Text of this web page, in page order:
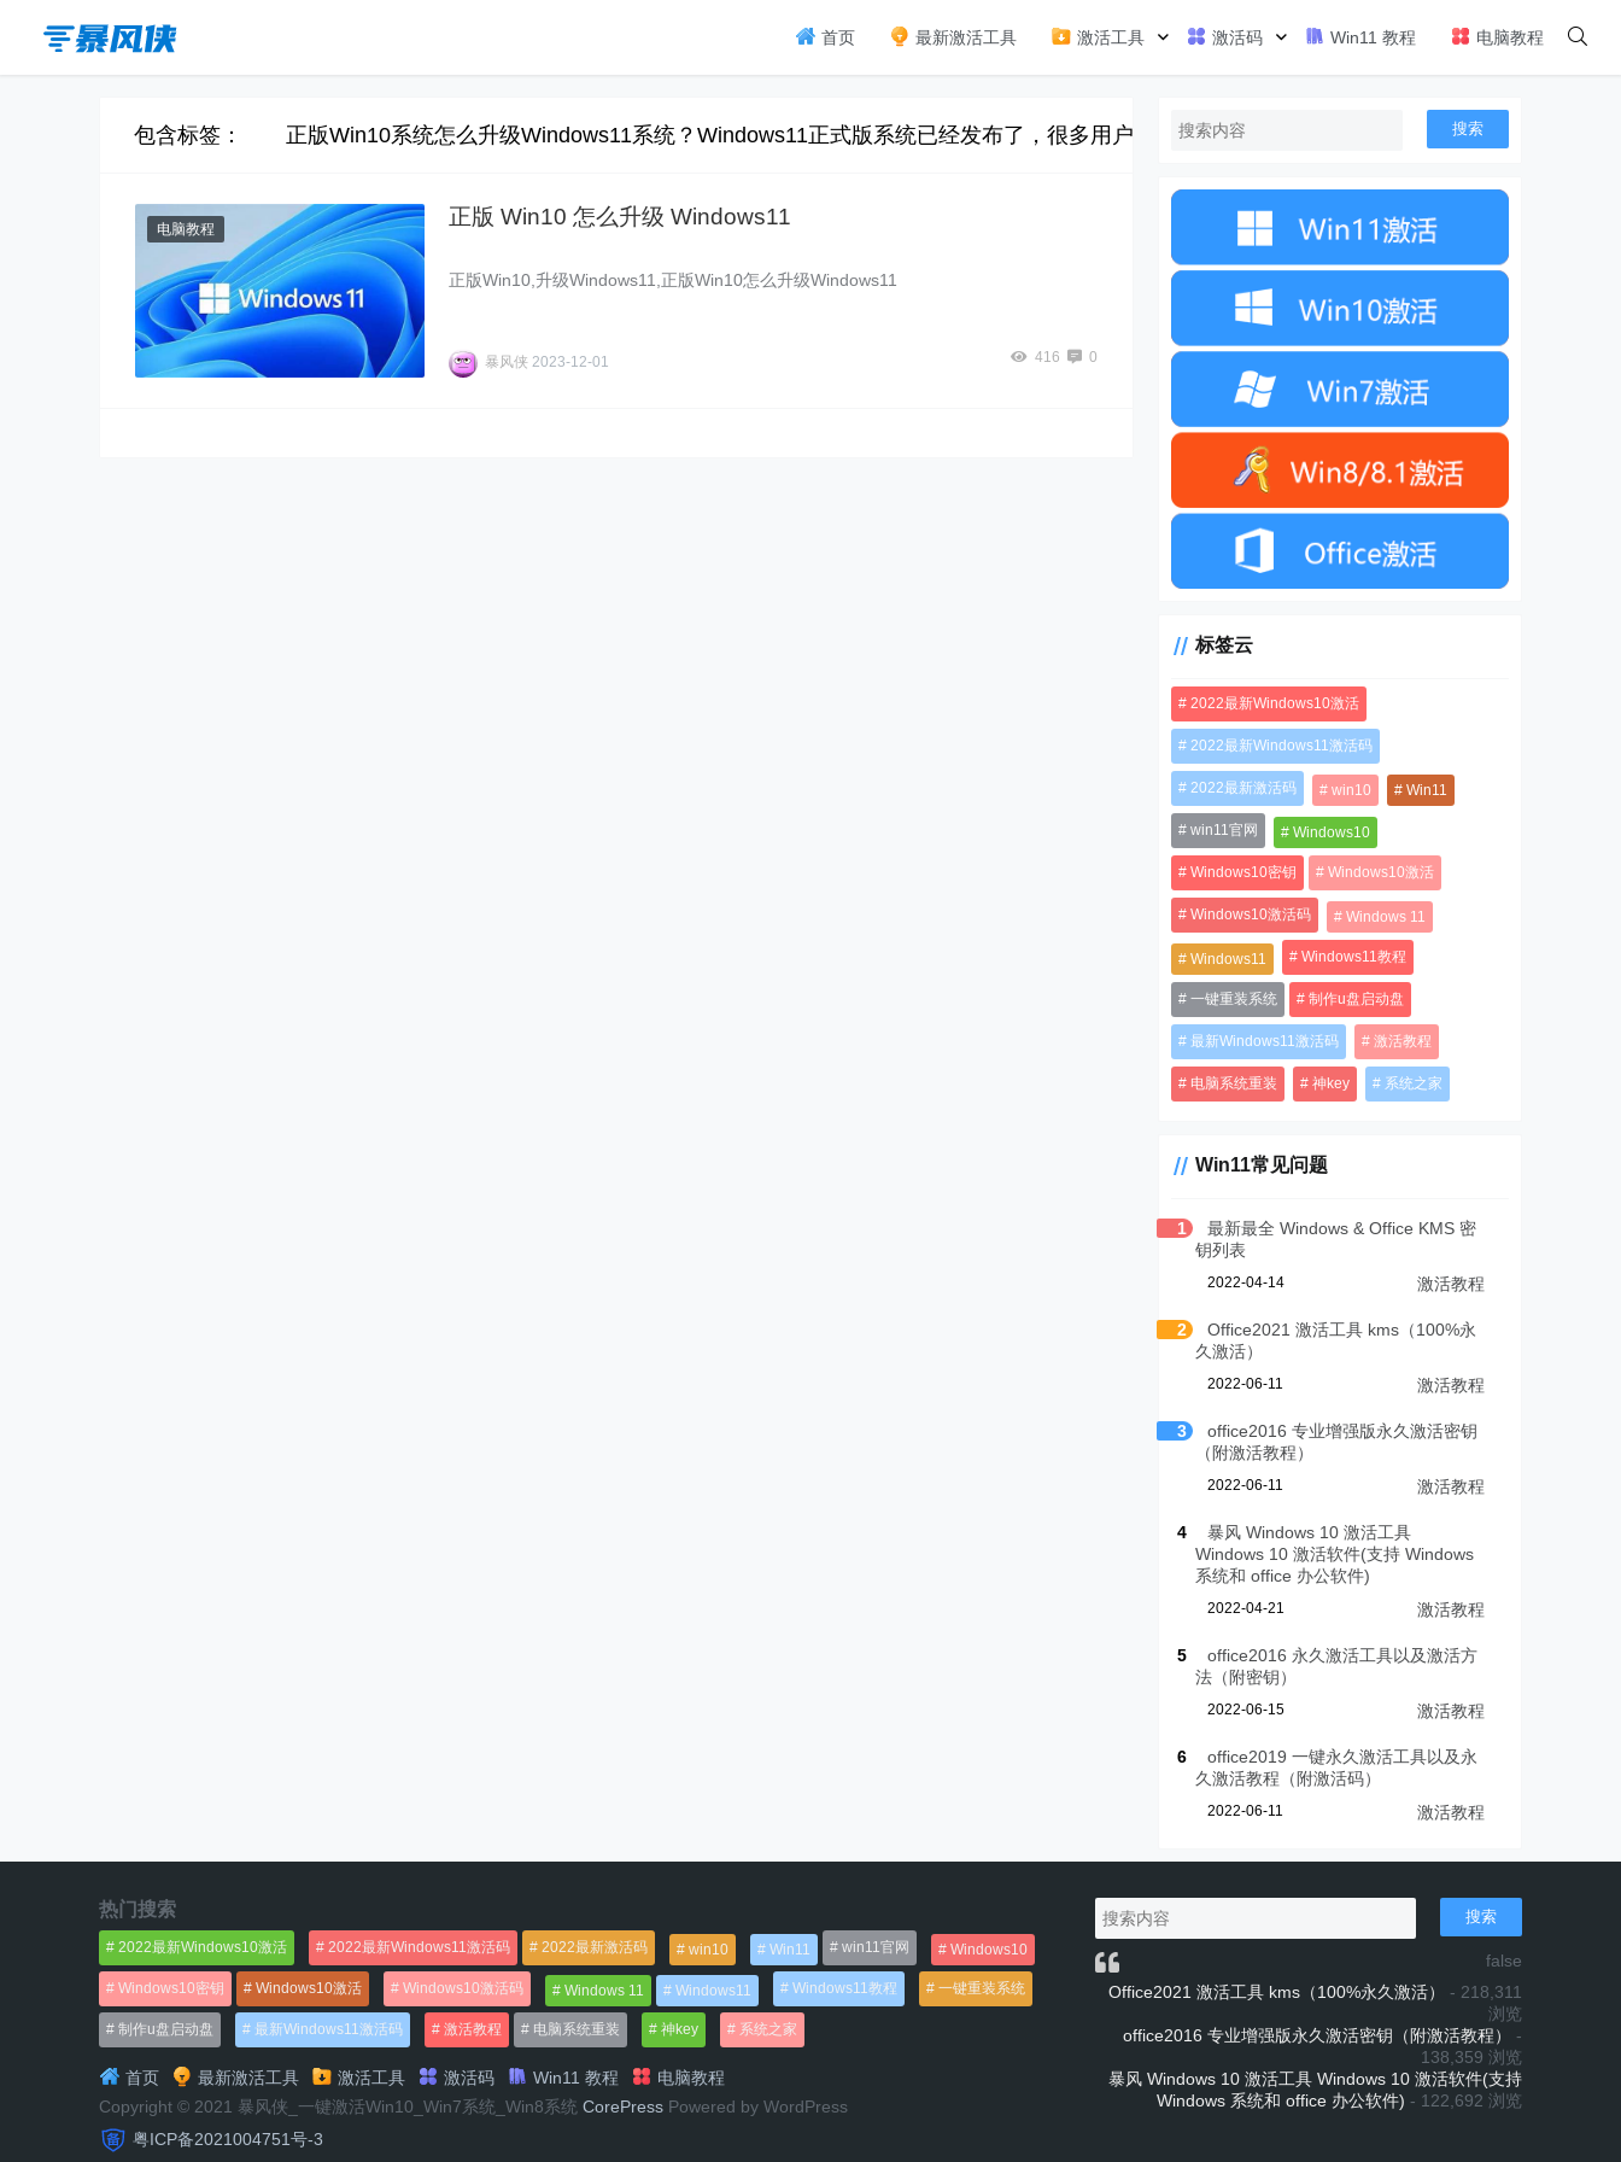
首页 最新激活工具 激活工具 激活码 Win11 教程 电脑教程
包含标签： 正版Win10系统怎么升级Windows11系统？Windows11正式版系统已经发布了，很多用户都相信安装体验一下，如果你使用的是正版
电脑教程 正版 Win10 怎么升级 Windows11
正版Win10,升级Windows11,正版Win10怎么升级Windows11
暴风侠 2023-12-01 416 0
搜索
标签云
2022最新Windows10激活
2022最新Windows11激活码
2022最新激活码 win10 Win11
win11官网 Windows10
Windows10密钥 Windows10激活
Windows10激活码 Windows 11
Windows11 Windows11教程
一键重装系统 制作u盘启动盘
最新Windows11激活码 激活教程
电脑系统重装 神key 系统之家
Win11常见问题
1
最新最全 Windows & Office KMS 密
钥列表
2022-04-14 激活教程
2
Office2021 激活工具 kms（100%永
久激活）
2022-06-11 激活教程
3
office2016 专业增强版永久激活密钥
（附激活教程）
2022-06-11 激活教程
4
暴风 Windows 10 激活工具
Windows 10 激活软件(支持 Windows
系统和 office 办公软件)
2022-04-21 激活教程
5
office2016 永久激活工具以及激活方
法（附密钥）
2022-06-15 激活教程
6
office2019 一键永久激活工具以及永
久激活教程（附激活码）
2022-06-11 激活教程
热门搜索
2022最新Windows10激活 2022最新Windows11激活码 2022最新激活码 win10 Win11 win11官网 Windows10
Windows10密钥 Windows10激活 Windows10激活码 Windows 11 Windows11 Windows11教程 一键重装系统
制作u盘启动盘 最新Windows11激活码 激活教程 电脑系统重装 神key 系统之家
首页 最新激活工具 激活工具 激活码 Win11 教程
电脑教程
Copyright © 2021 暴风侠_一键激活Win10_Win7系统_Win8系统 CorePress Powered by WordPress
粤ICP备2021004751号-3
搜索
false
Office2021 激活工具 kms（100%永久激活）
- 218,311
浏览
office2016 专业增强版永久激活密钥（附激活教程）
-
138,359 浏览
暴风 Windows 10 激活工具 Windows 10 激活软件(支持
Windows 系统和 office 办公软件) - 122,692 浏览